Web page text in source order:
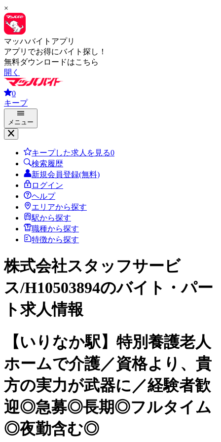
×
マッハバイトアプリ
アプリでお得にバイト探し！
無料ダウンロードはこちら
開く
0
キープ
メニュー
キープした求人を見る0
検索履歴
新規会員登録(無料)
ログイン
ヘルプ
エリアから探す
駅から探す
職種から探す
特徴から探す
株式会社スタッフサービ
ス/H10503894のバイト・パー
ト求人情報
【いりなか駅】特別養護老人
ホームで介護／資格より、貴
方の実力が武器に／経験者歓
迎◎急募◎長期◎フルタイム
◎夜勤含む◎